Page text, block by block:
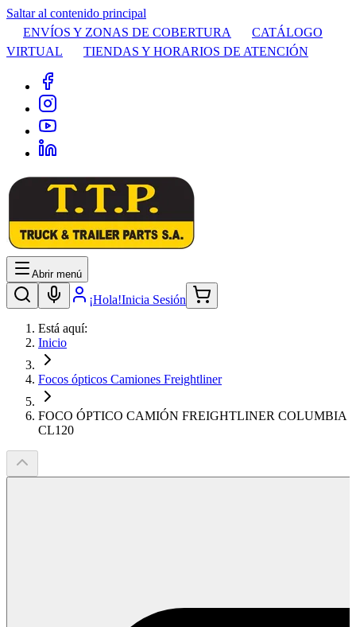
Saltar al contenido principal
ENVÍOS Y ZONAS DE COBERTURA
CATÁLOGO
VIRTUAL
TIENDAS Y HORARIOS DE ATENCIÓN
Abrir menú
¡Hola!Inicia Sesión
Está aquí:
Inicio
Focos ópticos Camiones Freightliner
FOCO ÓPTICO CAMIÓN FREIGHTLINER COLUMBIA
CL120